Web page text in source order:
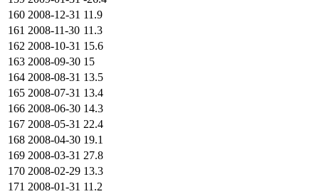
160 2008-12-31 11.9
161 2008-11-30 11.3
162 2008-10-31 15.6
163 2008-09-30 15
164 2008-08-31 13.5
165 2008-07-31 13.4
166 2008-06-30 14.3
167 2008-05-31 22.4
168 2008-04-30 19.1
169 2008-03-31 27.8
170 2008-02-29 13.3
171 2008-01-31 11.2